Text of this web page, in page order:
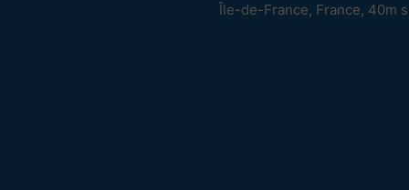
Île-de-France, France, 40m